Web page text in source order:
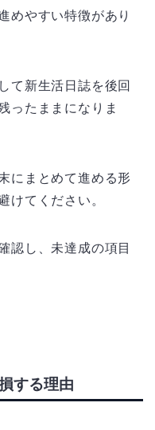
めやすい特徴があり
て新生活日誌を後回
ったままになりま
にまとめて進める形
けてください。
認し、未達成の項目
する理由